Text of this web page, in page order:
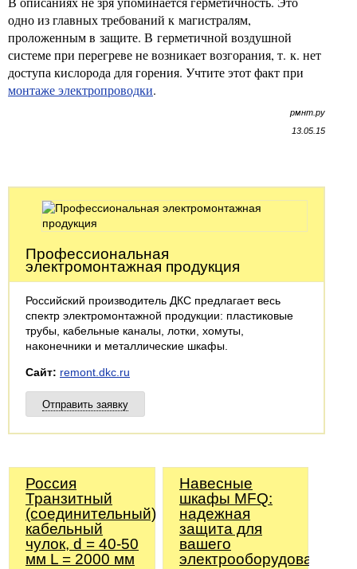
одно из главных требований к магистралям,
проложенным в защите. В герметичной воздушной
системе при перегреве не возникает возгорания, т. к. нет
доступа кислорода для горения. Учтите этот факт при
монтаже электропроводки.
рмнт.ру
13.05.15
Профессиональная
электромонтажная продукция
Российский производитель ДКС предлагает весь
спектр электромонтажной продукции: пластиковые
трубы, кабельные каналы, лотки, хомуты,
наконечники и металлические шкафы.
Сайт: remont.dkc.ru
Отправить заявку
Россия
Транзитный
(соединительный)
кабельный
чулок, d = 40-50
мм L = 2000 мм
Навесные
шкафы MFQ:
надежная
защита для
вашего
электрооборудования